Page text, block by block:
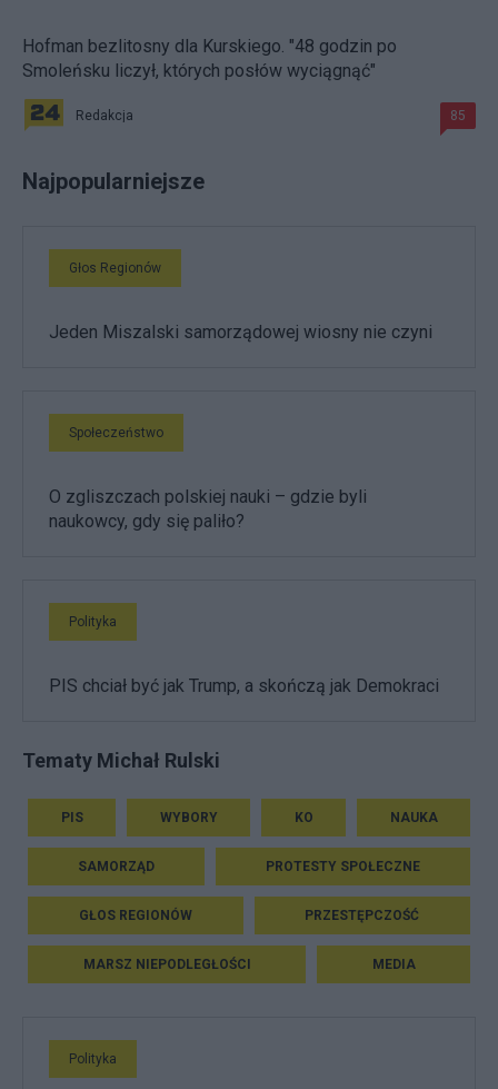
Hofman bezlitosny dla Kurskiego. "48 godzin po
Smoleńsku liczył, których posłów wyciągnąć"
Redakcja 85
Najpopularniejsze
Głos Regionów
Jeden Miszalski samorządowej wiosny nie czyni
Społeczeństwo
O zgliszczach polskiej nauki – gdzie byli
naukowcy, gdy się paliło?
Polityka
PIS chciał być jak Trump, a skończą jak Demokraci
Tematy Michał Rulski
PIS WYBORY KO NAUKA
SAMORZĄD PROTESTY SPOŁECZNE
GŁOS REGIONÓW PRZESTĘPCZOŚĆ
MARSZ NIEPODLEGŁOŚCI MEDIA
Polityka